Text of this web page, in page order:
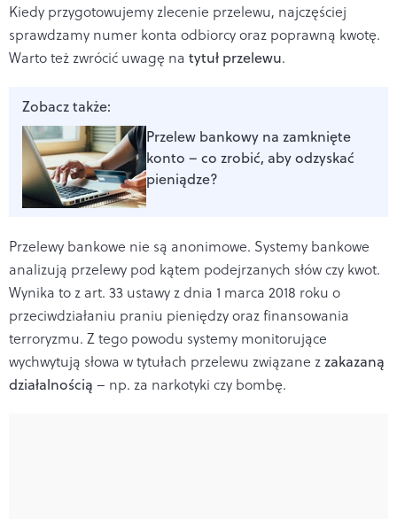
Kiedy przygotowujemy zlecenie przelewu, najczęściej
sprawdzamy numer konta odbiorcy oraz poprawną kwotę.
Warto też zwrócić uwagę na tytuł przelewu.
Zobacz także:
Przelew bankowy na zamknięte
konto – co zrobić, aby odzyskać
pieniądze?
Przelewy bankowe nie są anonimowe. Systemy bankowe
analizują przelewy pod kątem podejrzanych słów czy kwot.
Wynika to z art. 33 ustawy z dnia 1 marca 2018 roku o
przeciwdziałaniu praniu pieniędzy oraz finansowania
terroryzmu. Z tego powodu systemy monitorujące
wychwytują słowa w tytułach przelewu związane zzakazaną
działalnością – np. za narkotyki czy bombę.